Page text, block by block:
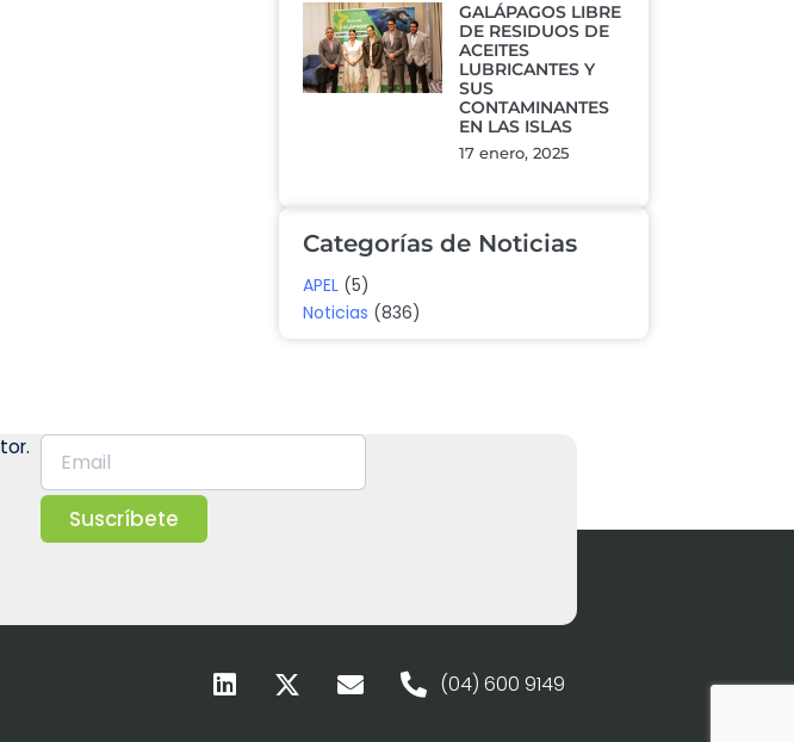
GALÁPAGOS LIBRE
DE RESIDUOS DE
ACEITES
LUBRICANTES Y
SUS
CONTAMINANTES
EN LAS ISLAS
17 enero, 2025
Categorías de Noticias
APEL(5)
Noticias (836)
Suscríbete
(04) 600 9149